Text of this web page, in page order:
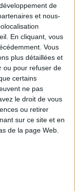
de
et nous-
En cliquant, vous
Vous
plus détaillées et
ou pour refuser de
certains
ne pas
le droit de vous
ou retirer
sur ce site et en
de la page Web.
ET GASTRONOMIE